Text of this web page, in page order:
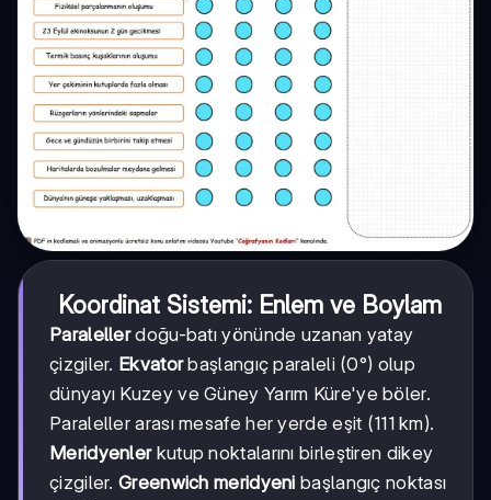
Koordinat Sistemi: Enlem ve Boylam
Paralellerdoğu-batı yönünde uzanan yatay
çizgiler. Ekvatorbaşlangıç paraleli (0°) olup
dünyayı Kuzey ve Güney Yarım Küre'ye böler.
Paraleller arası mesafe her yerde eşit (111 km).
Meridyenlerkutup noktalarını birleştiren dikey
çizgiler. Greenwich meridyeni başlangıç noktası